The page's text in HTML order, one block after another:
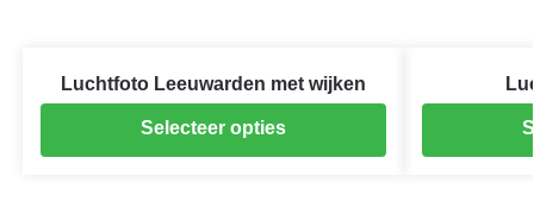
Luchtfoto Leeuwarden met wijken
Selecteer opties